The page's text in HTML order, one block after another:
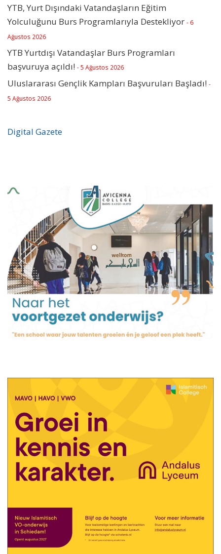
YTB, Yurt Dışındaki Vatandaşların Eğitim
Yolculuğunu Burs Programlarıyla Destekliyor - 6
Ağustos 2026
YTB Yurtdışı Vatandaşlar Burs Programları
başvuruya açıldı! - 5 Ağustos 2026
Uluslararası Gençlik Kampları Başvuruları Başladı! -
5 Ağustos 2026
Digital Gazete